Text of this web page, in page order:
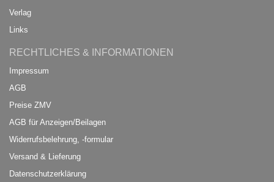
Verlag
Links
RECHTLICHES & INFORMATIONEN
Impressum
AGB
Preise ZMV
AGB für Anzeigen/Beilagen
Widerrufsbelehrung, -formular
Versand & Lieferung
Datenschutzerklärung